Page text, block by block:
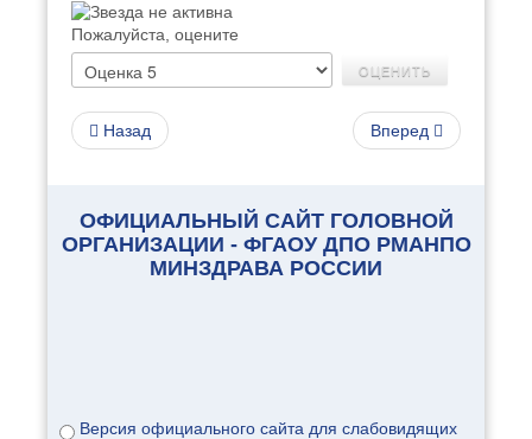
Пожалуйста, оцените
Назад Вперед
ОФИЦИАЛЬНЫЙ САЙТ ГОЛОВНОЙ
ОРГАНИЗАЦИИ - ФГАОУ ДПО РМАНПО
МИНЗДРАВА РОССИИ
Версия официального сайта для слабовидящих